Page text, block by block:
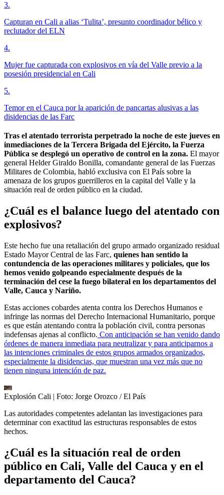
3.
Capturan en Cali a alias ‘Tulita’, presunto coordinador bélico y
reclutador del ELN
4.
Mujer fue capturada con explosivos en vía del Valle previo a la
posesión presidencial en Cali
5.
Temor en el Cauca por la aparición de pancartas alusivas a las
disidencias de las Farc
Tras el atentado terrorista perpetrado la noche de este jueves en
inmediaciones de la Tercera Brigada del Ejército, la Fuerza
Pública se desplegó un operativo de control en la zona. El mayor
general Helder Giraldo Bonilla, comandante general de las Fuerzas
Militares de Colombia, habló exclusiva con El País sobre la
amenaza de los grupos guerrilleros en la capital del Valle y la
situación real de orden público en la ciudad.
¿Cuál es el balance luego del atentado con
explosivos?
Este hecho fue una retaliación del grupo armado organizado residual
Estado Mayor Central de las Farc, quienes han sentido la
contundencia de las operaciones militares y policiales, que los
hemos venido golpeando especialmente después de la
terminación del cese la fuego bilateral en los departamentos del
Valle, Cauca y Nariño.
Estas acciones cobardes atenta contra los Derechos Humanos e
infringe las normas del Derecho Internacional Humanitario, porque
es que están atentando contra la población civil, contra personas
indefensas ajenas al conflicto. Con anticipación se han venido dando
órdenes de manera inmediata para neutralizar y para anticiparnos a
las intenciones criminales de estos grupos armados organizados,
especialmente la disidencias, que muestran una vez más que no
tienen ninguna intención de paz.
Explosión Cali | Foto: Jorge Orozco / El País
Las autoridades competentes adelantan las investigaciones para
determinar con exactitud las estructuras responsables de estos
hechos.
¿Cuál es la situación real de orden
público en Cali, Valle del Cauca y en el
departamento del Cauca?